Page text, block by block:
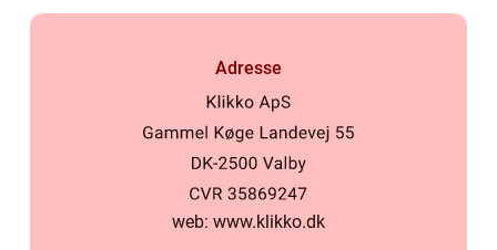
Adresse
web: www.klikko.dk